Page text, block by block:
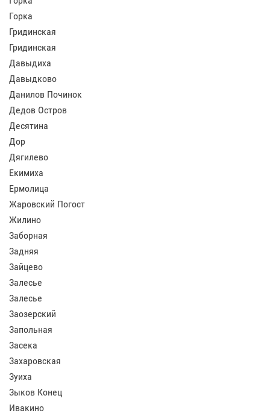
Горка
Гридинская
Гридинская
Давыдиха
Давыдково
Данилов Починок
Дедов Остров
Десятина
Дор
Дягилево
Екимиха
Ермолица
Жаровский Погост
Жилино
Заборная
Задняя
Зайцево
Залесье
Залесье
Заозерский
Запольная
Засека
Захаровская
Зуиха
Зыков Конец
Ивакино